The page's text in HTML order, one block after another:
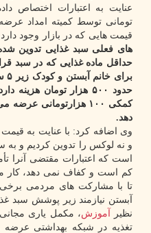
تومانی توسط کمیته امداد
قیمت هایی که در بازار وجود
های فعلی سبد غذایی تدوین
حداقل ماده غذایی که در سبد
حدود ۵۰۰ هزار تومان
کمکی ۱۰۰ هزارتومانی
دهد.
وی اضافه کرد: با عنایت به
و نه لوکس را تدوین کردیم و به
است که اعتبارات مقتضی آنرا
کم است و کفاف نمی دهد، کار
تا با مشارکت های مردمی برخی
آبستن نیازمند زیر پوشش سبد
نظیر
آموزش، مکمل یاری
تغذیه در شبکه بهداشتی